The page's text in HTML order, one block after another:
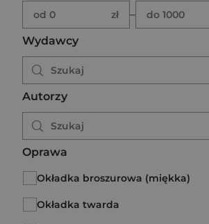
Brak ustawionego zakresu ceny.
Podaj zakres ceny w złotych.
od 0 zł – do 1000
Wydawcy
Autorzy
Oprawa
Okładka broszurowa (miękka)
Okładka twarda